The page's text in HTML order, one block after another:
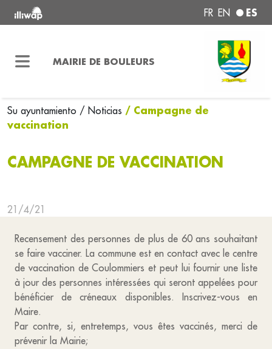
FR EN ES
MAIRIE DE BOULEURS
Su ayuntamiento / Noticias / Campagne de
vaccination
CAMPAGNE DE VACCINATION
21/4/21
Recensement des personnes de plus de 60 ans souhaitant
se faire vacciner. La commune est en contact avec le centre
de vaccination de Coulommiers et peut lui fournir une liste
à jour des personnes intéressées qui seront appelées pour
bénéficier de créneaux disponibles. Inscrivez-vous en
Maire.
Par contre, si, entretemps, vous êtes vaccinés, merci de
prévenir la Mairie;